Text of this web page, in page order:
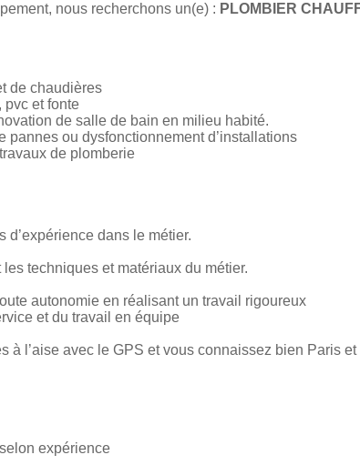
nous recherchons un(e) : PLOMBIER
de chaudières
pvc et fonte
de salle de bain en milieu habité.
pannes ou dysfonctionnement d’installations
de plomberie
d’expérience dans le métier.
techniques et matériaux du métier.
autonomie en réalisant un travail rigoureux
et du travail en équipe
à l’aise avec le GPS et vous connaissez bien Paris
expérience